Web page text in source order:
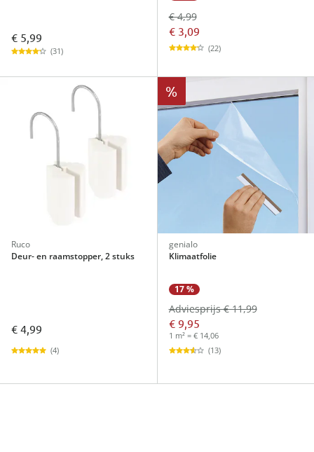
€ 5,99
(31)
€ 4,99
€ 3,09
(22)
Ruco
Deur- en raamstopper, 2 stuks
€ 4,99
(4)
%
genialo
Klimaatfolie
17 %
€ 9,95
Adviesprijs € 11,99
1 m² = € 14,06
(13)